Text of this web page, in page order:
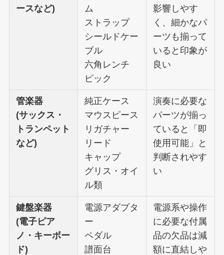
ースなど)
ム
ストラップ
シールドケー
ブル
六角レンチ
ピック
影響しやす
く、細かなパ
ーツも揃って
いると印象が
良い
管楽器
(サックス・
トランペット
など)
純正ケース
マウスピース
リガチャー
リード
キャップ
グリス・オイ
ル類
演奏に必要な
パーツが揃っ
ていると「即
使用可能」と
判断されやす
い
鍵盤楽器
(電子ピア
ノ・キーボー
ド)
電源アダプタ
ー
ペダル
譜面台
電源系や操作
に必要な付属
品の欠品は減
額に直結しや